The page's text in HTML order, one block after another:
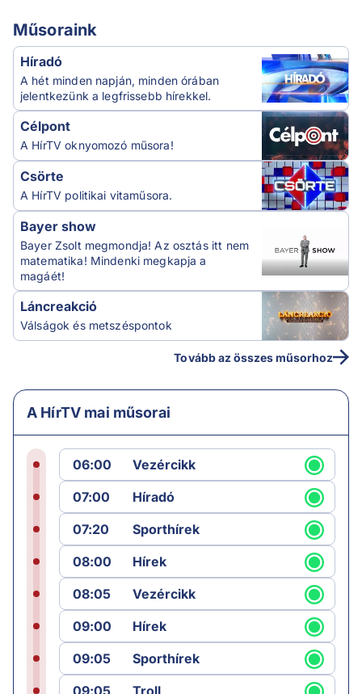
Műsoraink
Híradó
A hét minden napján, minden órában
jelentkezünk a legfrissebb hírekkel.
Célpont
A HírTV oknyomozó műsora!
Csörte
A HírTV politikai vitaműsora.
Bayer show
Bayer Zsolt megmondja! Az osztás itt nem
matematika! Mindenki megkapja a
magáét!
Láncreakció
Válságok és metszéspontok
Tovább az összes műsorhoz
A HírTV mai műsorai
06:00
Vezércikk
07:00
Híradó
07:20
Sporthírek
08:00
Hírek
08:05
Vezércikk
09:00
Hírek
09:05
Sporthírek